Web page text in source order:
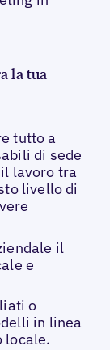
la tua
tutto a
di sede
lavoro tra
livello di
il
e
o
in linea
locale.